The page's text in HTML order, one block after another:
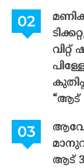
വിറ്റ്
“ആട്
ആട് 3